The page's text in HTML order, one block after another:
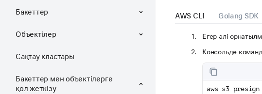
Бакеттер
Объектілер
Сақтау кластары
Бакеттер мен объектілерге
қол жеткізу
AWS CLI Golang SDK
Егер әлі
Консольде
aws s3 presign